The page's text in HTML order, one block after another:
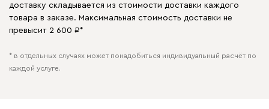
доставку складывается из стоимости доставки каждого
товара в заказе. Максимальная стоимость доставки не
превысит 2 600 ₽*
* в отдельных случаях может понадобиться индивидуальный расчёт по
каждой услуге.